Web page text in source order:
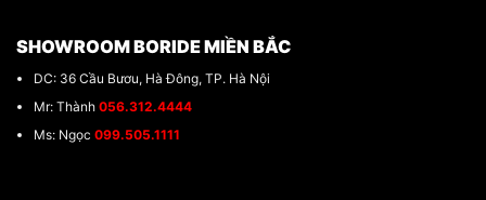
SHOWROOM BORIDE MIỀN BẮC
DC: 36 Cầu Bươu, Hà Đông, TP. Hà Nội
Mr: Thành 056.312.4444
Ms: Ngọc 099.505.1111